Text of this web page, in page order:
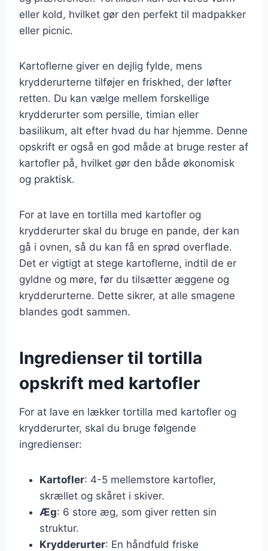
eller kold, hvilket gør den perfekt til madpakker
eller picnic.
Kartoflerne giver en dejlig fylde, mens
krydderurterne tilføjer en friskhed, der løfter
retten. Du kan vælge mellem forskellige
krydderurter som persille, timian eller
basilikum, alt efter hvad du har hjemme. Denne
opskrift er også en god måde at bruge rester af
kartofler på, hvilket gør den både økonomisk
og praktisk.
For at lave en tortilla med kartofler og
krydderurter skal du bruge en pande, der kan
gå i ovnen, så du kan få en sprød overflade.
Det er vigtigt at stege kartoflerne, indtil de er
gyldne og møre, før du tilsætter æggene og
krydderurterne. Dette sikrer, at alle smagene
blandes godt sammen.
Ingredienser til tortilla
opskrift med kartofler
For at lave en lækker tortilla med kartofler og
krydderurter, skal du bruge følgende
ingredienser:
Kartofler: 4-5 mellemstore kartofler,
skrællet og skåret i skiver.
Æg: 6 store æg, som giver retten sin
struktur.
Krydderurter: En håndfuld friske